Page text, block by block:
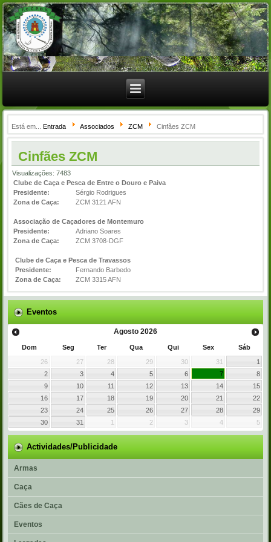
Está em...Entrada Associados ZCM Cinfães ZCM
Cinfães ZCM
Visualizações: 7483
Clube de Caça e Pesca de Entre o Douro e Paiva
Presidente:
Sérgio Rodrigues
Zona de Caça:
ZCM 3121 AFN
Associação de Caçadores de Montemuro
Presidente:
Adriano Soares
Zona de Caça:
ZCM 3708-DGF
Clube de Caça e Pesca de Travassos
Presidente:
Fernando Barbedo
Zona de Caça:
ZCM 3315 AFN
Eventos
Agosto 2026
Dom Seg Ter Qua Qui Sex
Sáb
26
27 28 29 30 31
1
2
3 4 5 6 7
8
9
10 11 12 13 14
15
16
17 18 19 20 21
22
23
24 25 26 27 28
29
30
31 1 2 3 4 5
Actividades/Publicidade
Armas
Caça
Cães de Caça
Eventos